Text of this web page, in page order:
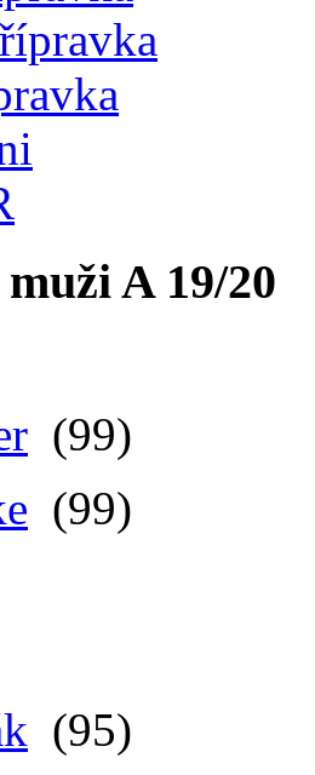
A 19/20
(99)
(99)
(95)